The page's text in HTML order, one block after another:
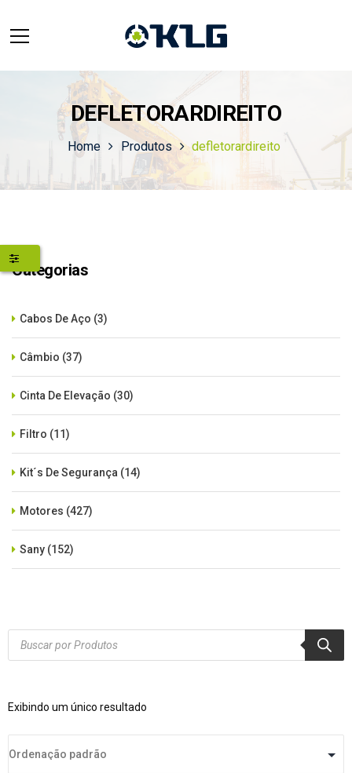
DEFLETORARDIREITO
Home Produtos defletorardireito
Categorias
Cabos De Aço (3)
Câmbio (37)
Cinta De Elevação (30)
Filtro (11)
Kit´s De Segurança (14)
Motores (427)
Sany (152)
Zoomlion(84)
Products
search
Exibindo um único resultado